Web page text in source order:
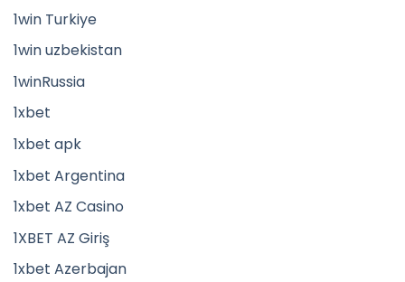
1win Turkiye
1win uzbekistan
1winRussia
1xbet
1xbet apk
1xbet Argentina
1xbet AZ Casino
1XBET AZ Giriş
1xbet Azerbajan